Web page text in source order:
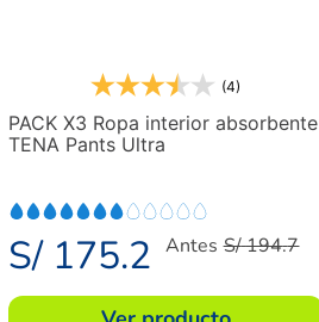
(4)
PACK X3 Ropa interior absorbente
TENA Pants Ultra
S/ 175.2 AntesS/194.7